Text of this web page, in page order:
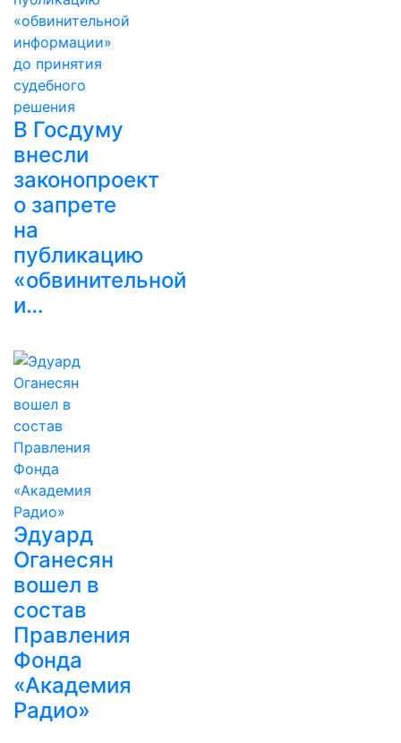
В Госдуму
внесли
законопроект
о запрете
на
публикацию
«обвинительной
и…
Эдуард
Оганесян
вошел в
состав
Правления
Фонда
«Академия
Радио»